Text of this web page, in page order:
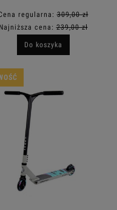
regularna:309,00 zł
Najniższa cena:239,00 zł
Do koszyka